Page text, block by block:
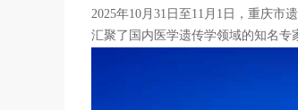
2025年10月31日至11月1日，重庆市
汇聚了国内医学遗传学领域的知名专